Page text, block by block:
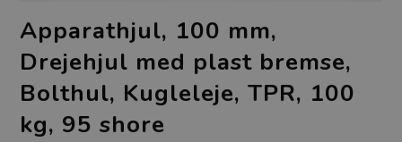
Apparathjul, 100 mm,
Drejehjul med plast bremse,
Bolthul, Kugleleje, TPR, 100
kg, 95 shore